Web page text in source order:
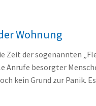
Wohnung
Zeit der sogenannten
Anrufe besorgter
kein Grund zur Panik.